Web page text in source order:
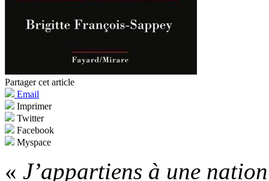
Partager cet article
Email
Imprimer
Twitter
Facebook
Myspace
« J’appartiens à une